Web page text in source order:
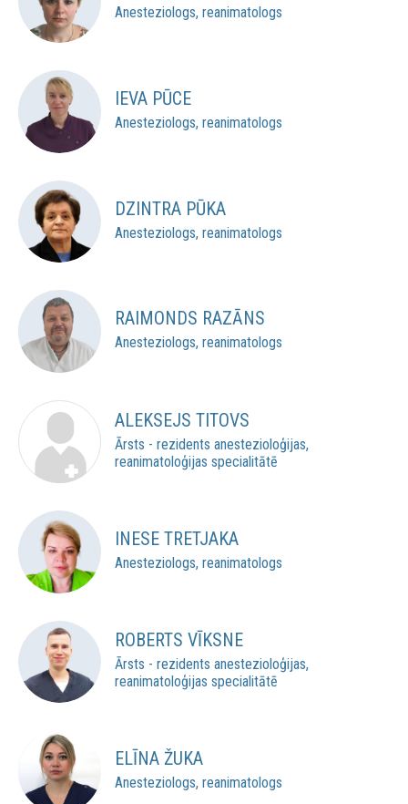
Anesteziologs, reanimatologs
IEVA PŪCE
Anesteziologs, reanimatologs
DZINTRA PŪKA
Anesteziologs, reanimatologs
RAIMONDS RAZĀNS
Anesteziologs, reanimatologs
ALEKSEJS TITOVS
Ārsts - rezidents anestezioloģijas,
reanimatoloģijas specialitātē
INESE TRETJAKA
Anesteziologs, reanimatologs
ROBERTS VĪKSNE
Ārsts - rezidents anestezioloģijas,
reanimatoloģijas specialitātē
ELĪNA ŽUKA
Anesteziologs, reanimatologs